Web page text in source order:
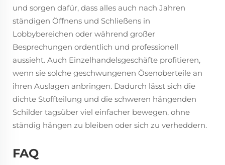
und sorgen dafür, dass alles auch nach Jahren
ständigen Öffnens und Schließens in
Lobbybereichen oder während großer
Besprechungen ordentlich und professionell
aussieht. Auch Einzelhandelsgeschäfte profitieren,
wenn sie solche geschwungenen Ösenoberteile an
ihren Auslagen anbringen. Dadurch lässt sich die
dichte Stoffteilung und die schweren hängenden
Schilder tagsüber viel einfacher bewegen, ohne
ständig hängen zu bleiben oder sich zu verheddern.
FAQ